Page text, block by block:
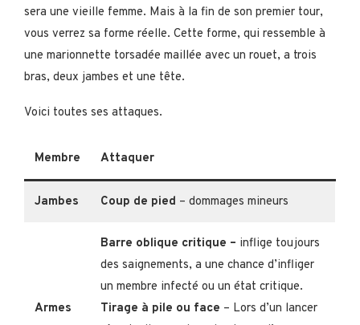
sera une vieille femme. Mais à la fin de son premier tour,
vous verrez sa forme réelle. Cette forme, qui ressemble à
une marionnette torsadée maillée avec un rouet, a trois
bras, deux jambes et une tête.
Voici toutes ses attaques.
Membre Attaquer
Jambes Coup de pied – dommages mineurs
Armes
Barre oblique critique – inflige toujours
des saignements, a une chance d’infliger
un membre infecté ou un état critique.
Tirage à pile ou face – Lors d’un lancer